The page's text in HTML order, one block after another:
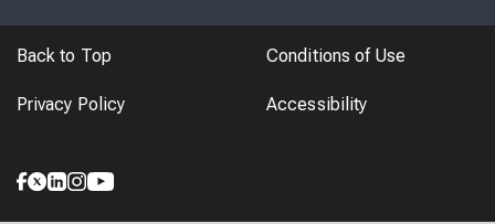
Back to Top Conditions of Use
Privacy Policy Accessibility